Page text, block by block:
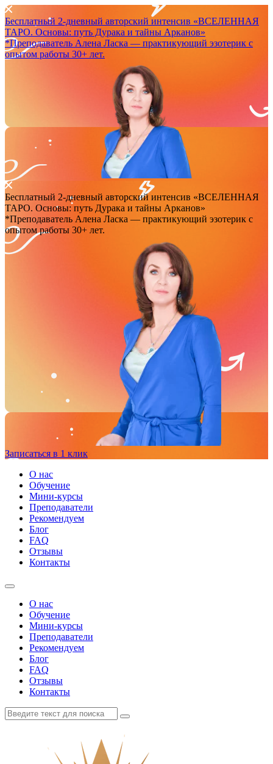
Бесплатный 2-дневный авторский интенсив «ВСЕЛЕННАЯ
ТАРО. Основы: путь Дурака и тайны Арканов»
*Преподаватель Аленa Ласка — практикующий эзотерик с
опытом работы 30+ лет.
Бесплатный 2-дневный авторский интенсив «ВСЕЛЕННАЯ
ТАРО. Основы: путь Дурака и тайны Арканов»
*Преподаватель Аленa Ласка — практикующий эзотерик с
опытом работы 30+ лет.
Записаться в 1 клик
О нас
Обучение
Мини-курсы
Преподаватели
Рекомендуем
Блог
FAQ
Отзывы
Контакты
О нас
Обучение
Мини-курсы
Преподаватели
Рекомендуем
Блог
FAQ
Отзывы
Контакты